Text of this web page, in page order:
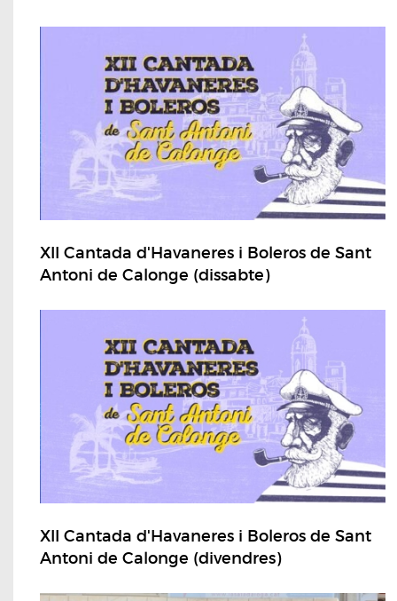
XII Cantada d'Havaneres i Boleros de Sant
Antoni de Calonge (dissabte)
XII Cantada d'Havaneres i Boleros de Sant
Antoni de Calonge (divendres)